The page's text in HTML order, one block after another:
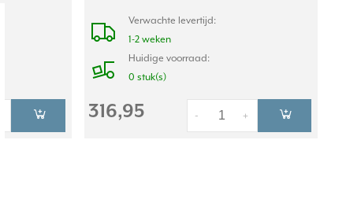
Verwachte levertijd:
1-2 weken
Huidige voorraad:
0 stuk(s)
316,95 +
-